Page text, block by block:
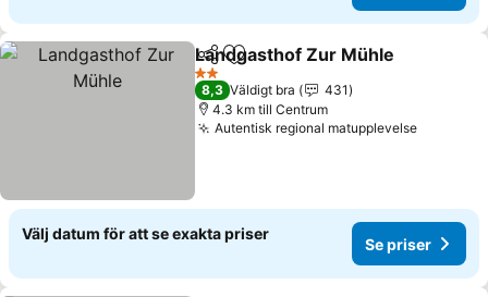
Dela Lägg till i Mina Favoriter
Landgasthof Zur Mühle
2 Stjärnor
8,3 Väldigt bra
431
4.3 km till Centrum
Autentisk regional matupplevelse
Välj datum för att se exakta priser
Se priser